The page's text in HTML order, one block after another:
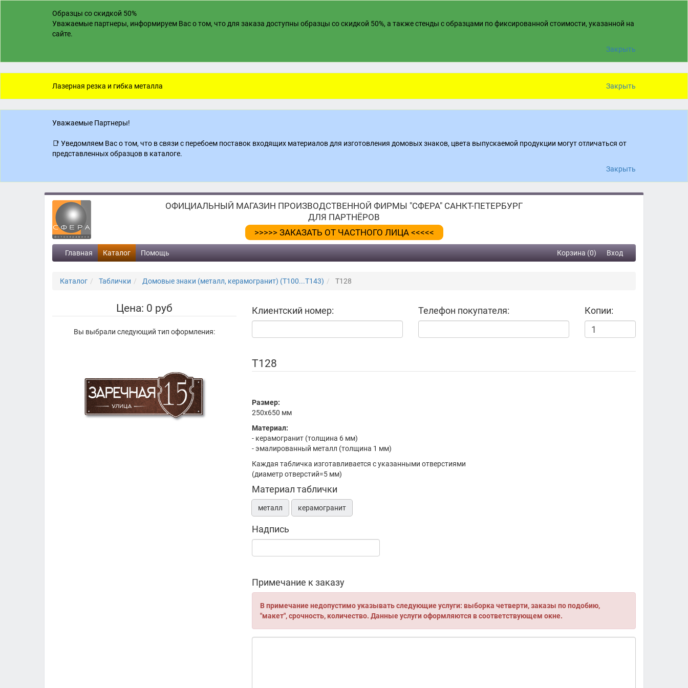
Образцы со скидкой 50%
Уважаемые партнеры, информируем Вас о том, что для заказа доступны образцы со скидкой 50%, а также стенды с образцами по фиксированной стоимости, указанной на
сайте.
Закрыть
Лазерная резка и гибка металла Закрыть
Уважаемые Партнеры!
📑 Уведомляем Вас о том, что в связи с перебоем поставок входящих материалов для изготовления домовых знаков, цвета выпускаемой продукции могут отличаться от
представленных образцов в каталоге.
Закрыть
ОФИЦИАЛЬНЫЙ МАГАЗИН ПРОИЗВОДСТВЕННОЙ ФИРМЫ "СФЕРА" САНКТ-ПЕТЕРБУРГ
ДЛЯ ПАРТНЁРОВ
>>>>> ЗАКАЗАТЬ ОТ ЧАСТНОГО ЛИЦА <<<<<
Главная Каталог Помощь Корзина (0) Вход
Каталог Таблички Домовые знаки (металл, керамогранит) (Т100...Т143) Т128
Цена: 0 руб
Вы выбрали следующий тип оформления:
Клиентский номер: Телефон покупателя: Копии:
Т128
Размер:
250x650 мм
Материал:
- керамогранит (толщина 6 мм)
- эмалированный металл (толщина 1 мм)
Каждая табличка изготавливается с указанными отверстиями
(диаметр отверстий=5 мм)
Материал таблички
металл керамогранит
Надпись
Примечание к заказу
В примечание недопустимо указывать следующие услуги: выборка четверти, заказы по подобию,
"макет", срочность, количество. Данные услуги оформляются в соответствующем окне.